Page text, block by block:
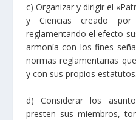
c) Organizar y dirigir el
y Ciencias creado
reglamentando el efecto
armonía con los fines
normas reglamentarias
y con sus propios estatutos.
d) Considerar los
presten sus miembros,